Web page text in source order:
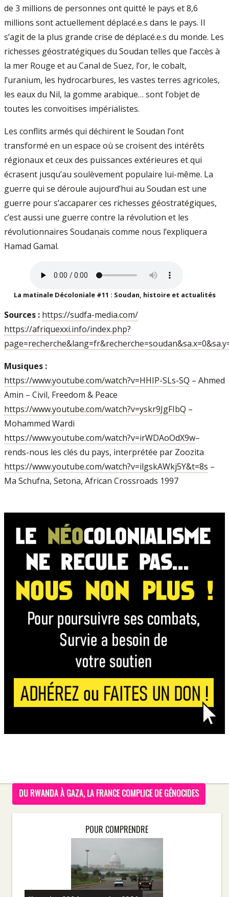
de 3 millions de personnes ont quitté le pays et 8,6
millions sont actuellement déplacé.e.s dans le pays. Il
s’agit de la plus grande crise de déplacé.e.s du monde. Les
richesses géostratégiques du Soudan telles que l’accès à
la mer Rouge et au Canal de Suez, l’or, le cobalt,
l’uranium, les hydrocarbures, les vastes terres agricoles,
les eaux du Nil, la gomme arabique… sont l’objet de
toutes les convoitises impérialistes.
Les conflits armés qui déchirent le Soudan l’ont
transformé en un espace où se croisent des intérêts
régionaux et ceux des puissances extérieures et qui
écrasent jusqu’au soulèvement populaire lui-même. La
guerre qui se déroule aujourd’hui au Soudan est une
guerre pour s’accaparer ces richesses géostratégiques,
c’est aussi une guerre contre la révolution et les
révolutionnaires Soudanais comme nous l’expliquera
Hamad Gamal.
La matinale Décoloniale #11 : Soudan, histoire et actualités
Sources : https://sudfa-media.com/
https://afriquexxi.info/index.php?
Musiques :
https://www.youtube.com/watch?v=HHIP-SLs-SQ – Ahmed
Amin – Civil, Freedom & Peace
https://www.youtube.com/watch?v=yskr9JgFIbQ –
Mohammed Wardi
https://www.youtube.com/watch?v=irWDAoOdX9w–
rends-nous les clés du pays, interprétée par Zoozita
https://www.youtube.com/watch?v=ilgskAWkj5Y&t=8s –
Ma Schufna, Setona, African Crossroads 1997
DU RWANDA À GAZA, LA FRANCE COMPLICE DE GÉNOCIDES
POUR COMPRENDRE